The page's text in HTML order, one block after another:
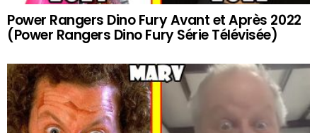
Power Rangers Dino Fury Avant et Après 2022
(Power Rangers Dino Fury Série Télévisée)